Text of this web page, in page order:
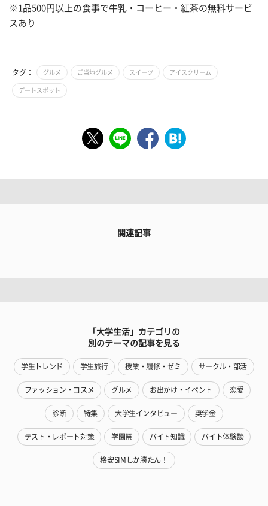
※1品500円以上の食事で牛乳・コーヒー・紅茶の無料サービ
スあり
タグ： グルメ ご当地グルメ スイーツ アイスクリーム
デートスポット
関連記事
「大学生活」カテゴリの
別のテーマの記事を見る
学生トレンド 学生旅行 授業・履修・ゼミ サークル・部活
ファッション・コスメ グルメ お出かけ・イベント 恋愛
診断 特集 大学生インタビュー 奨学金
テスト・レポート対策 学園祭 バイト知識 バイト体験談
格安SIMしか勝たん！